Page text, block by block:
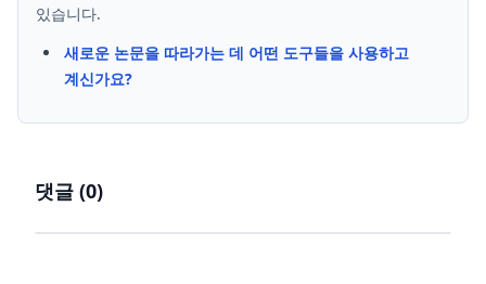
있습니다.
새로운 논문을 따라가는 데 어떤 도구들을 사용하고
계신가요?
댓글 (0)